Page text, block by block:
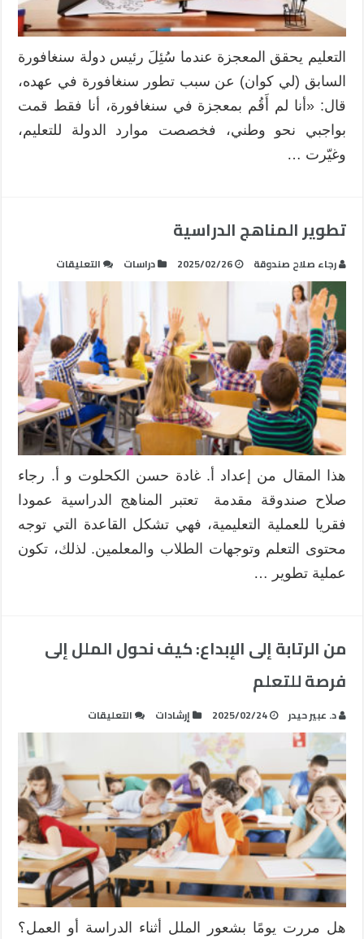
مسبوقة
مغلقة
التعليم يحقق المعجزة عندما سُئِلَ رئيس دولة سنغافورة
السابق (لي كوان) عن سبب تطور سنغافورة في عهده،
قال: «أنا لم أَقُم بمعجزة في سنغافورة، أنا فقط قمت
بواجبي نحو وطني، فخصصت موارد الدولة للتعليم،
وغيّرت …
تطوير المناهج الدراسية
رجاء صلاح صندوقة 2025/02/26 دراسات التعليقات
المناهج
الدراسية
مغلقة
هذا المقال من إعداد أ. غادة حسن الكحلوت و أ. رجاء
صلاح صندوقة مقدمة تعتبر المناهج الدراسية عمودا
فقريا للعملية التعليمية، فهي تشكل القاعدة التي توجه
محتوى التعلم وتوجهات الطلاب والمعلمين. لذلك، تكون
عملية تطوير …
من الرتابة إلى الإبداع: كيف نحول الملل إلى
فرصة للتعلم
د. عبير حيدر 2025/02/24 إرشادات التعليقات
من
إلى
الإبداع:
كيف
نحول
الملل
إلى
فرصة
للتعلم
مغلقة
هل مررت يومًا بشعور الملل أثناء الدراسة أو العمل؟